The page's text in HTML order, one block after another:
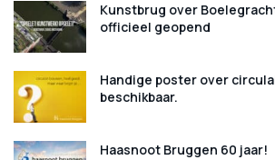
Kunstbrug over
officieel geopend
Handige poster over
beschikbaar.
Haasnoot Bruggen 60 jaar!